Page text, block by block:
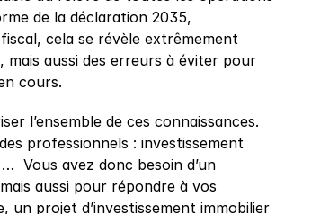
de la déclaration 2035,
cela se révèle extrêmement
aussi des erreurs à éviter pour
cours.
l’ensemble de ces connaissances.
professionnels : investissement
Vous avez donc besoin d’un
aussi pour répondre à vos
projet d’investissement immobilier